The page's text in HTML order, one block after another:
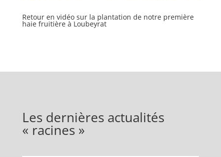
Retour en vidéo sur la plantation de notre première
haie fruitière à Loubeyrat
Les dernières actualités
« racines »